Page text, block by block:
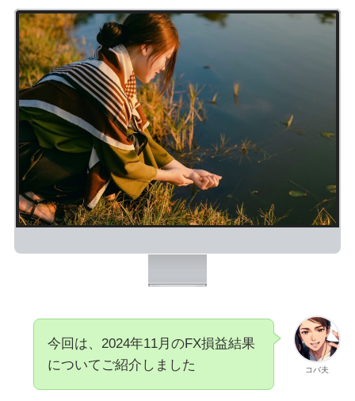
コバ夫
今回は、2024年11月のFX損益結果
についてご紹介しました